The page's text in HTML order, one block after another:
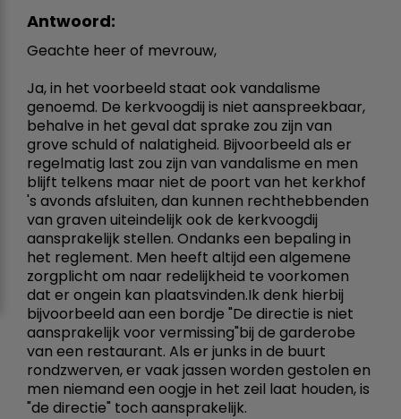
Antwoord:
Geachte heer of mevrouw,
Ja, in het voorbeeld staat ook vandalisme
genoemd. De kerkvoogdij is niet aanspreekbaar,
behalve in het geval dat sprake zou zijn van
grove schuld of nalatigheid. Bijvoorbeeld als er
regelmatig last zou zijn van vandalisme en men
blijft telkens maar niet de poort van het kerkhof
's avonds afsluiten, dan kunnen rechthebbenden
van graven uiteindelijk ook de kerkvoogdij
aansprakelijk stellen. Ondanks een bepaling in
het reglement. Men heeft altijd een algemene
zorgplicht om naar redelijkheid te voorkomen
dat er ongein kan plaatsvinden.Ik denk hierbij
bijvoorbeeld aan een bordje "De directie is niet
aansprakelijk voor vermissing"bij de garderobe
van een restaurant. Als er junks in de buurt
rondzwerven, er vaak jassen worden gestolen en
men niemand een oogje in het zeil laat houden, is
"de directie" toch aansprakelijk.